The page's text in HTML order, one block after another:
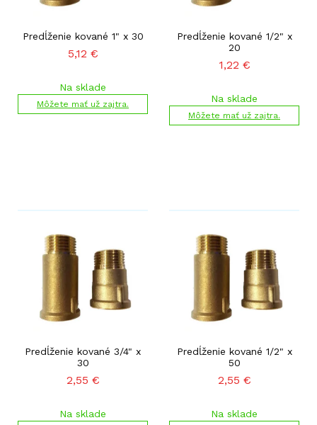
Predĺženie kované 1" x 30
5,12 €
Na sklade
Môžete mať už zajtra.
Predĺženie kované 1/2" x
20
1,22 €
Na sklade
Môžete mať už zajtra.
Predĺženie kované 3/4" x
30
2,55 €
Na sklade
Predĺženie kované 1/2" x
50
2,55 €
Na sklade